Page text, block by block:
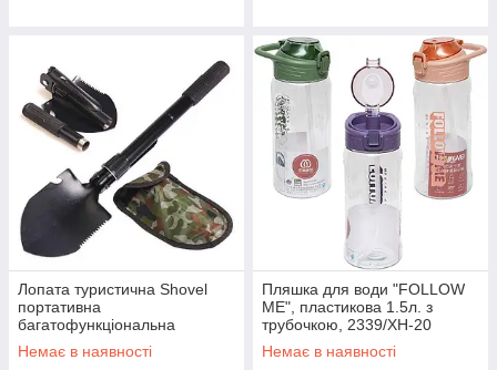
Лопата туристична Shovel
портативна
багатофункціональна
складана з чохлом 4в1
(51906/101) 38315
Немає в наявності
Пляшка для води "FOLLOW
ME", пластикова 1.5л. з
трубочкою, 2339/XH-20
28325
Немає в наявності